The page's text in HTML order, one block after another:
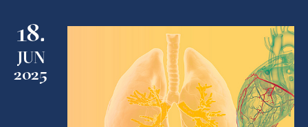
18.
JUN
2025